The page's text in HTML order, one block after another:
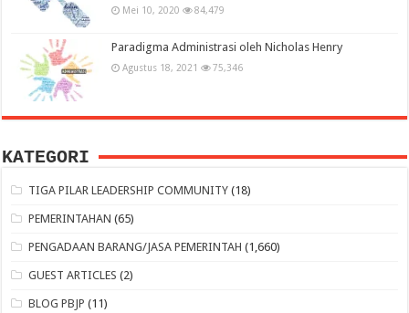
Mei 10, 2020 84,479
Paradigma Administrasi oleh Nicholas Henry
Agustus 18, 2021 75,346
KATEGORI
TIGA PILAR LEADERSHIP COMMUNITY (18)
PEMERINTAHAN (65)
PENGADAAN BARANG/JASA PEMERINTAH (1,660)
GUEST ARTICLES (2)
BLOG PBJP (11)